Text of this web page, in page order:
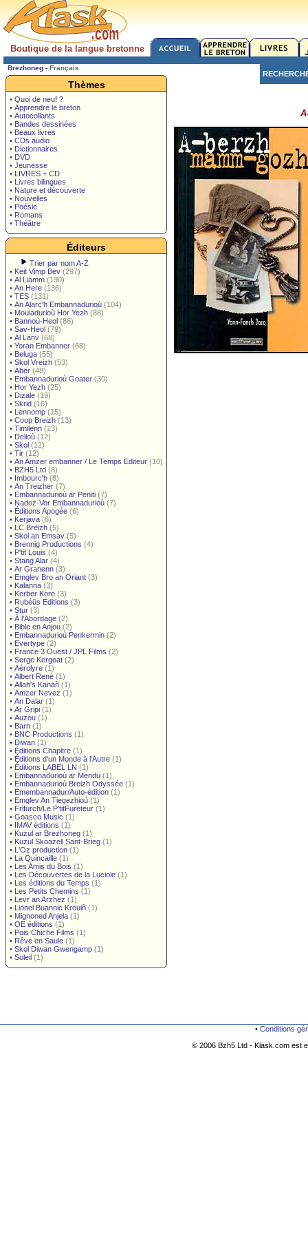
Boutique de la langue bretonne
Brezhoneg - Français
Thèmes
• Quoi de neuf ?
• Apprendre le breton
• Autocollants
• Bandes dessinées
• Beaux livres
• CDs audio
• Dictionnaires
• DVD
• Jeunesse
• LIVRES + CD
• Livres bilingues
• Nature et découverte
• Nouvelles
• Poésie
• Romans
• Théâtre
Éditeurs
Trier par nom A-Z
• Keit Vimp Bev (297)
• Al Liamm (190)
• An Here (136)
• TES (131)
• An Alarc'h Embannadurioù (104)
• Mouladurioù Hor Yezh (88)
• Bannoù-Heol (86)
• Sav-Heol (79)
• Al Lanv (68)
• Yoran Embanner (68)
• Beluga (55)
• Skol Vreizh (53)
• Aber (48)
• Embannadurioù Goater (30)
• Hor Yezh (25)
• Dizale (19)
• Skrid (16)
• Lennomp (15)
• Coop Breizh (13)
• Timilenn (13)
• Delioù (12)
• Skol (12)
• Tir (12)
• An Amzer embanner / Le Temps Editeur (10)
• BZH5 Ltd (8)
• Imbourc'h (8)
• An Treizher (7)
• Embannadurioù ar Peniti (7)
• Nadoz-Vor Embannadurioù (7)
• Éditions Apogée (6)
• Kerjava (6)
• LC Breizh (5)
• Skol an Emsav (5)
• Brennig Productions (4)
• P'tit Louis (4)
• Stang Alar (4)
• Ar Granenn (3)
• Emglev Bro an Oriant (3)
• Kalanna (3)
• Kerber Kore (3)
• Rubéüs Editions (3)
• Stur (3)
• À l'Abordage (2)
• Bible en Anjou (2)
• Embannadurioù Penkermin (2)
• Evertype (2)
• France 3 Ouest / JPL Films (2)
• Serge Kergoat (2)
• Aérolyre (1)
• Albert René (1)
• Allah's Kanañ (1)
• Amzer Nevez (1)
• An Dalar (1)
• Ar Gripi (1)
• Auzou (1)
• Barn (1)
• BNC Productions (1)
• Diwan (1)
• Éditions Chapitre (1)
• Éditions d'un Monde à l'Autre (1)
• Éditions LABEL LN (1)
• Embannadurioù ar Mendu (1)
• Embannadurioù Breizh Odyssée (1)
• Emembannadur/Auto-édition (1)
• Emglev An Tiegezhioù (1)
• Frifurch/Le P'titFureteur (1)
• Goasco Music (1)
• IMAV éditions (1)
• Kuzul ar Brezhoneg (1)
• Kuzul Skoazell Sant-Brieg (1)
• L'Oz production (1)
• La Quincaille (1)
• Les Amis du Bois (1)
• Les Découvertes de la Luciole (1)
• Les éditions du Temps (1)
• Les Petits Chemins (1)
• Levr an Arzhez (1)
• Lionel Buannic Krouiñ (1)
• Mignoned Anjela (1)
• OE éditions (1)
• Pois Chiche Films (1)
• Rêve en Saule (1)
• Skol Diwan Gwengamp (1)
• Soleil (1)
• Conditions
© 2006 Bzh5 Ltd - Klask.com est